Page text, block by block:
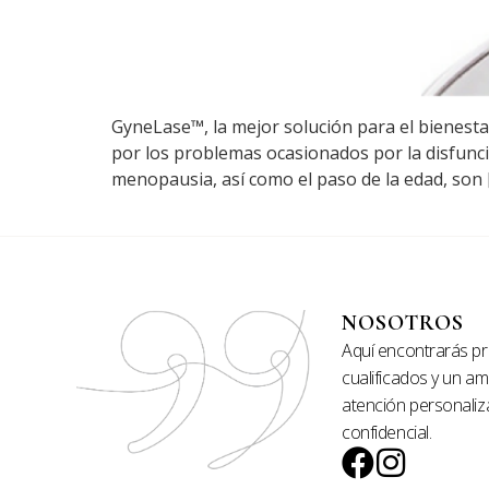
GyneLase™, la mejor solución para el
por los problemas ocasionados por la
menopausia, así como el paso de la edad,
NOSOTROS
Aquí encontrarás
cualificados y un
atención
confidencial.